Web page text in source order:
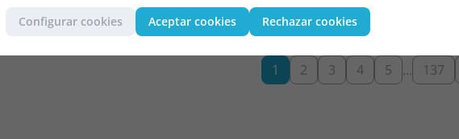
Configurar cookies Aceptar cookies Rechazar cookies
1 2 3 4 5 … 137